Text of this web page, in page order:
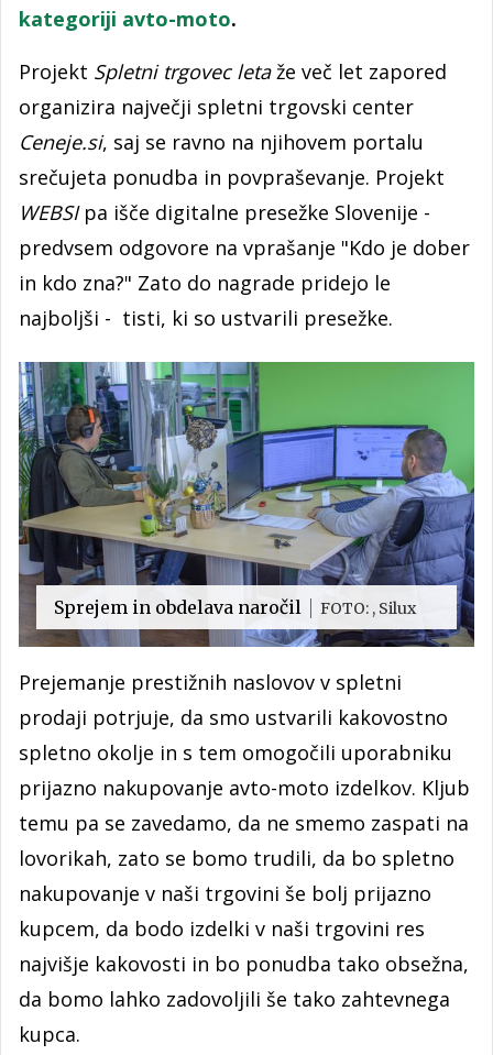
kategoriji avto-moto.
Projekt Spletni trgovec letaže več let zapored
organizira največji spletni trgovski center
Ceneje.si, saj se ravno na njihovem portalu
srečujeta ponudba in povpraševanje. Projekt
WEBSIpa išče digitalne presežke Slovenije -
predvsem odgovore na vprašanje "Kdo je dober
in kdo zna?" Zato do nagrade pridejo le
najboljši - tisti, ki so ustvarili presežke.
Sprejem in obdelava naročil FOTO: , Silux
Prejemanje prestižnih naslovov v spletni
prodaji potrjuje, da smo ustvarili kakovostno
spletno okolje in s tem omogočili uporabniku
prijazno nakupovanje avto-moto izdelkov. Kljub
temu pa se zavedamo, da ne smemo zaspati na
lovorikah, zato se bomo trudili, da bo spletno
nakupovanje v naši trgovini še bolj prijazno
kupcem, da bodo izdelki v naši trgovini res
najvišje kakovosti in bo ponudba tako obsežna,
da bomo lahko zadovoljili še tako zahtevnega
kupca.